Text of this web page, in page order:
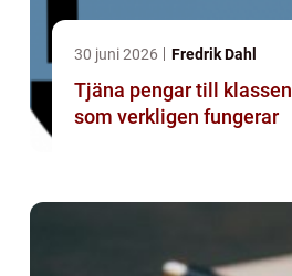
30 juni 2026 Fredrik Dahl
Tjäna pengar till klassen smarta idéer
som verkligen fungerar